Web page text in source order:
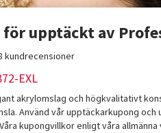
för upptäckt av
EXL
akrylomslag och högkvalitativt
Använd vår upptäckarkupong
kupongvillkor enligt våra
kundrecensioner